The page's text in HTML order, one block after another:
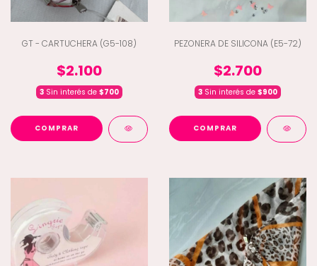
GT - CARTUCHERA (G5-108)
$2.100
3 Sin interés de $700
COMPRAR
PEZONERA DE SILICONA (E5-72)
$2.700
3 Sin interés de $900
COMPRAR